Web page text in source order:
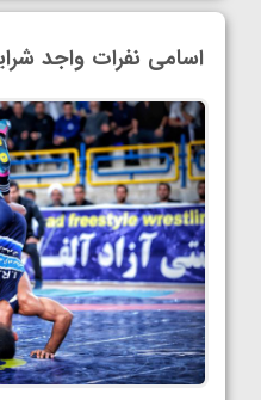
اسامی نفرات واجد